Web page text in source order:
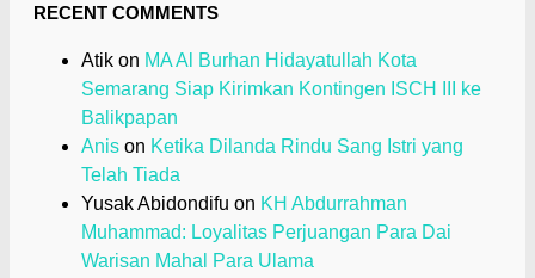
RECENT COMMENTS
Atik on MA Al Burhan Hidayatullah Kota
Semarang Siap Kirimkan Kontingen ISCH III ke
Balikpapan
Anis on Ketika Dilanda Rindu Sang Istri yang
Telah Tiada
Yusak Abidondifu on KH Abdurrahman
Muhammad: Loyalitas Perjuangan Para Dai
Warisan Mahal Para Ulama